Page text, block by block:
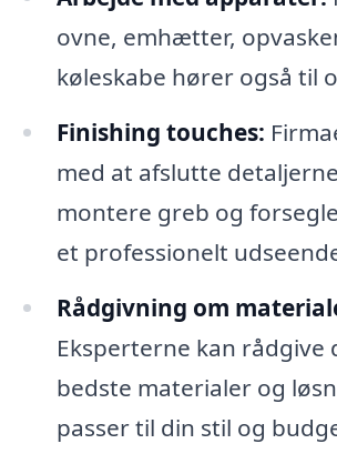
ovne, emhætter,
køleskabe hører også til
Finishing touches:
med at afslutte
montere greb og
et professionelt
Rådgivning om
Eksperterne kan rådgive
bedste materialer og
passer til din stil og